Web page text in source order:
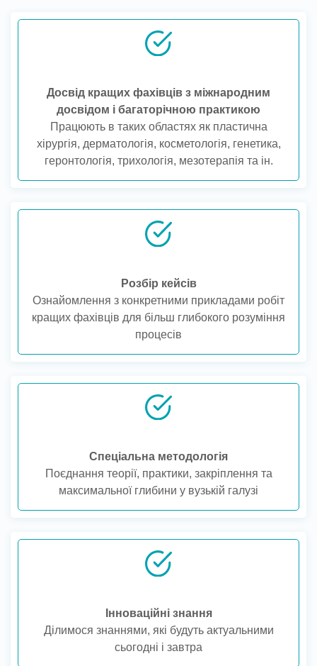
Досвід кращих фахівців з міжнародним
досвідом і багаторічною практикою
Працюють в таких областях як пластична
хірургія, дерматологія, косметологія, генетика,
геронтологія, трихологія, мезотерапія та ін.
Розбір кейсів
Ознайомлення з конкретними прикладами робіт
кращих фахівців для більш глибокого розуміння
процесів
Спеціальна методологія
Поєднання теорії, практики, закріплення та
максимальної глибини у вузькій галузі
Інноваційні знання
Ділимося знаннями, які будуть актуальними
сьогодні і завтра